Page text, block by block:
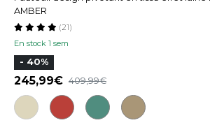
AMBER
En stock 1 sem
(21)
- 40%
245,99 409,99